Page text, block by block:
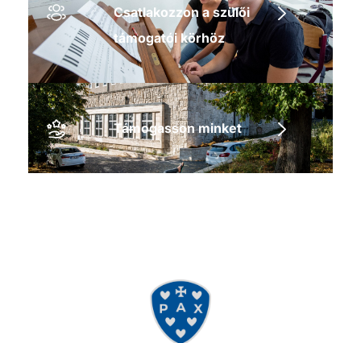
Csatlakozzon a szülői
támogatói körhöz
Támogasson minket